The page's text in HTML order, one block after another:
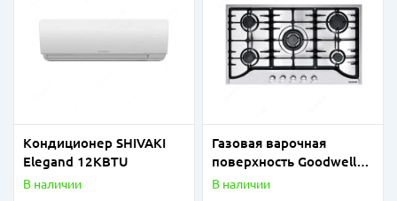
Кондиционер SHIVAKI
Elegand 12KBTU
В наличии
Газовая варочная
поверхность Goodwell
9564 X
В наличии